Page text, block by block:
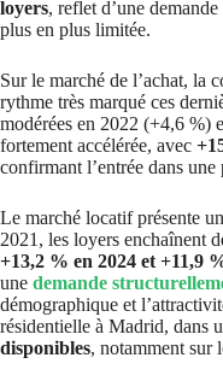
loyers, reflet d’une
plus en plus limitée.
Sur le marché de l’achat, la
rythme très marqué ces
modérées en 2022 (+4,6 %)
fortement accélérée, avec
confirmant l’entrée dans
Le marché locatif présente
2021, les loyers enchaînent
+13,2 % en 2024 et +11,9
une demande
démographique et
résidentielle à Madrid, dans
disponibles, notamment sur